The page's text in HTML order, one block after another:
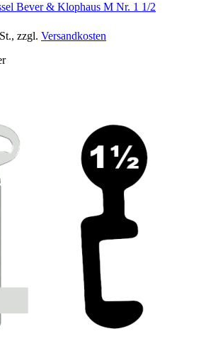
Bever & Klophaus M Nr. 1 1/2
, zzgl. Versandkosten